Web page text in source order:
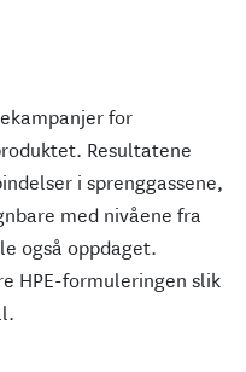
for
Resultatene
i sprenggassene,
med nivåene fra
også oppdaget.
HPE-formuleringen slik